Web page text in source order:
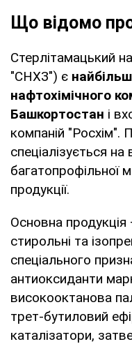
Що відомо
Стерлітамацький
"СНХЗ") є
нафтохімічного
Башкортостан і
компаній "Росхім".
спеціалізується на
багатопрофільної
продукції.
Основна продукція
стирольні та
спеціального
антиоксиданти
високооктанова
трет-бутиловий
каталізатори,